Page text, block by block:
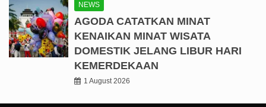
NEWS
AGODA CATATKAN MINAT
KENAIKAN MINAT WISATA
DOMESTIK JELANG LIBUR HARI
KEMERDEKAAN
1 August 2026